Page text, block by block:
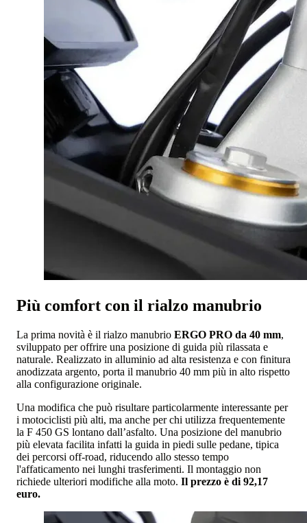
Più comfort con il rialzo manubrio
La prima novità è il rialzo manubrio ERGO PRO da 40 mm,
sviluppato per offrire una posizione di guida più rilassata e
naturale. Realizzato in alluminio ad alta resistenza e con finitura
anodizzata argento, porta il manubrio 40 mm più in alto rispetto
alla configurazione originale.
Una modifica che può risultare particolarmente interessante per
i motociclisti più alti, ma anche per chi utilizza frequentemente
la F 450 GS lontano dall’asfalto. Una posizione del manubrio
più elevata facilita infatti la guida in piedi sulle pedane, tipica
dei percorsi off-road, riducendo allo stesso tempo
l'affaticamento nei lunghi trasferimenti. Il montaggio non
richiede ulteriori modifiche alla moto. Il prezzo è di 92,17
euro.